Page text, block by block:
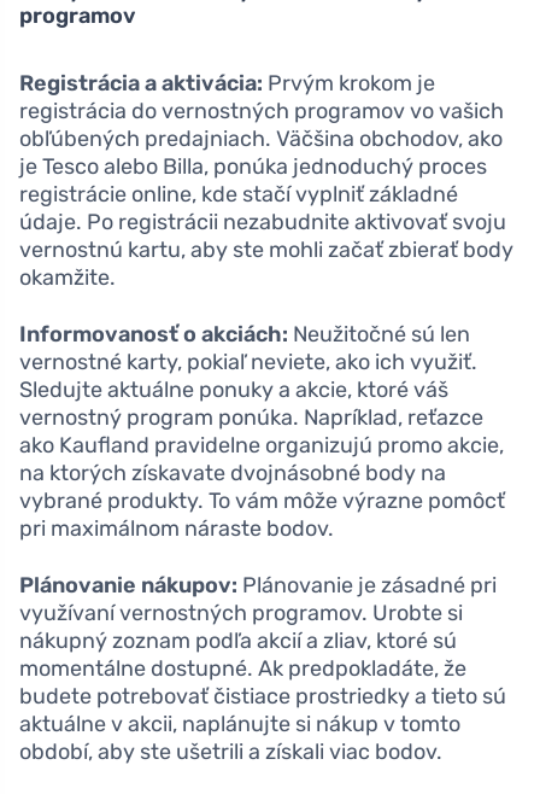
programov
Registrácia a aktivácia: Prvým krokom je
registrácia do vernostných programov vo vašich
obľúbených predajniach. Väčšina obchodov, ako
je Tesco alebo Billa, ponúka jednoduchý proces
registrácie online, kde stačí vyplniť základné
údaje. Po registrácii nezabudnite aktivovať svoju
vernostnú kartu, aby ste mohli začať zbierať body
okamžite.
Informovanosť o akciách: Neužitočné sú len
vernostné karty, pokiaľ neviete, ako ich využiť.
Sledujte aktuálne ponuky a akcie, ktoré váš
vernostný program ponúka. Napríklad, reťazce
ako Kaufland pravidelne organizujú promo akcie,
na ktorých získavate dvojnásobné body na
vybrané produkty. To vám môže výrazne pomôcť
pri maximálnom náraste bodov.
Plánovanie nákupov: Plánovanie je zásadné pri
využívaní vernostných programov. Urobte si
nákupný zoznam podľa akcií a zliav, ktoré sú
momentálne dostupné. Ak predpokladáte, že
budete potrebovať čistiace prostriedky a tieto sú
aktuálne v akcii, naplánujte si nákup v tomto
období, aby ste ušetrili a získali viac bodov.